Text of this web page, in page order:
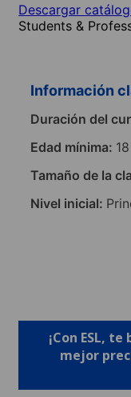
Información
Duración del
Edad mínima: 18
Tamaño de la
Nivel inicial:
Descargar
Students &
¡Con ESL,
mejor